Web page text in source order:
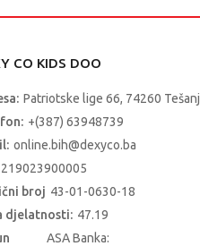
CO KIDS DOO
Patriotske lige 66, 74260 Tešanj
+(387) 63948739
online.bih@dexyco.ba
219023900005
broj 43-01-0630-18
djelatnosti: 47.19
ASA Banka: